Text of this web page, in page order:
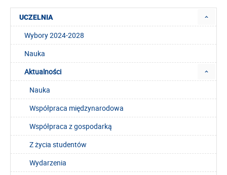
UCZELNIA
Wybory 2024-2028
Nauka
Aktualności
Nauka
Współpraca międzynarodowa
Współpraca z gospodarką
Z życia studentów
Wydarzenia